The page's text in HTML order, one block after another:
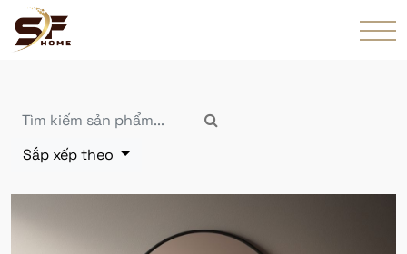
Sắp xếp theo